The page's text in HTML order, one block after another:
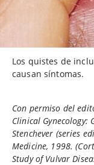
Los quistes de
causan síntomas.
Con permiso del
Clinical Gynecology:
Stenchever (series
Medicine, 1998.
Study of Vulvar